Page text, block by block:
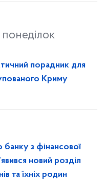
понеділок
порадник для
Криму
банку з фінансової
новий розділ
та їхніх родин